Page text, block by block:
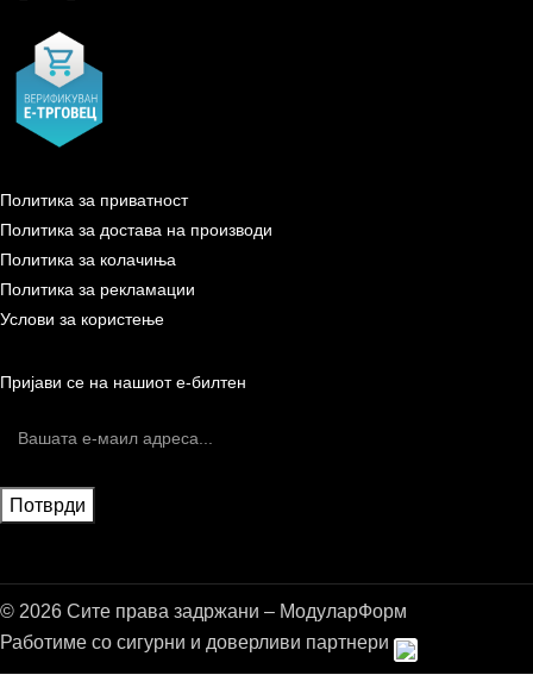
Политика за приватност
Политика за достава на производи
Политика за колачиња
Политика за рекламации
Услови за користење
Пријави се на нашиот е-билтен
© 2026 Сите права задржани – МодуларФорм
Работиме со сигурни и доверливи партнери